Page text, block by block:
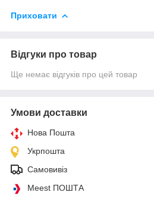
Приховати
Відгуки про товар
Ще немає відгуків про цей товар
Умови доставки
Нова Пошта
Укрпошта
Самовивіз
Meest ПОШТА